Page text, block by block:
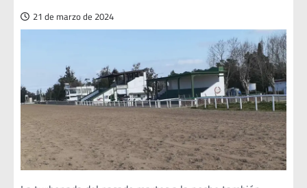
21 de marzo de 2024